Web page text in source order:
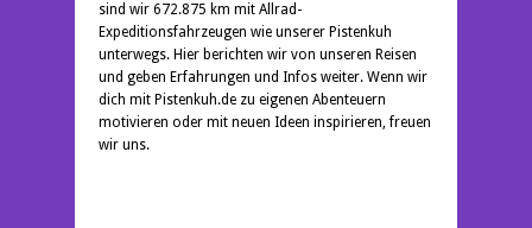
sind wir 672.875 km mit Allrad-
Expeditionsfahrzeugen wie unserer Pistenkuh
unterwegs. Hier berichten wir von unseren Reisen
und geben Erfahrungen und Infos weiter. Wenn wir
dich mit Pistenkuh.de zu eigenen Abenteuern
motivieren oder mit neuen Ideen inspirieren, freuen
wir uns.